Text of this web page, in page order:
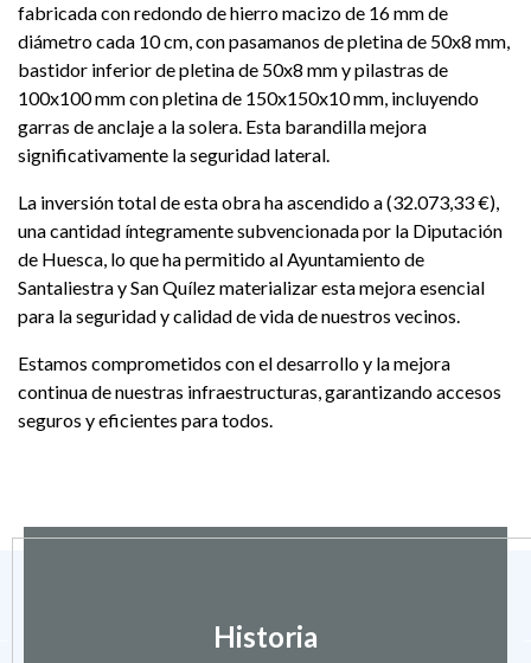
fabricada con redondo de hierro macizo de 16 mm de
diámetro cada 10 cm, con pasamanos de pletina de 50x8 mm,
bastidor inferior de pletina de 50x8 mm y pilastras de
100x100 mm con pletina de 150x150x10 mm, incluyendo
garras de anclaje a la solera. Esta barandilla mejora
significativamente la seguridad lateral.
La inversión total de esta obra ha ascendido a (32.073,33 €),
una cantidad íntegramente subvencionada por la Diputación
de Huesca, lo que ha permitido al Ayuntamiento de
Santaliestra y San Quílez materializar esta mejora esencial
para la seguridad y calidad de vida de nuestros vecinos.
Estamos comprometidos con el desarrollo y la mejora
continua de nuestras infraestructuras, garantizando accesos
seguros y eficientes para todos.
Historia